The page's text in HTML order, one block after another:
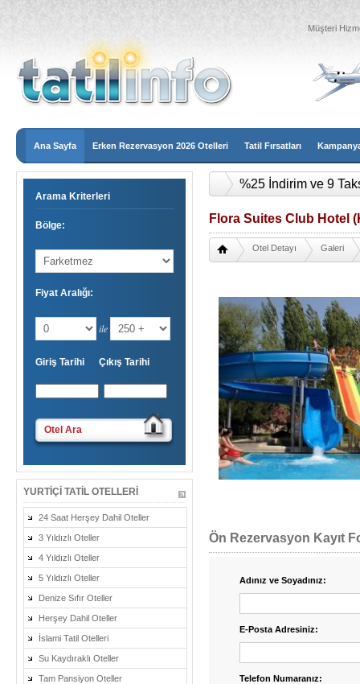
Müşteri
Ana Sayfa Erken Rezervasyon 2026 Otelleri Tatil Fırsatları
Arama Kriterleri
Bölge:
Fiyat Aralığı:
ile
Giriş Tarihi Çıkış Tarihi
Otel Ara
YURTIÇI TATIL OTELLERI
24 Saat Herşey Dahil Oteller
3 Yıldızlı Oteller
4 Yıldızlı Oteller
5 Yıldızlı Oteller
Denize Sıfır Oteller
Herşey Dahil Oteller
İslami Tatil Otelleri
Su Kaydıraklı Oteller
Tam Pansiyon Oteller
%25 İndirim ve 9
Flora Suites Club Hotel
Otel Detayı Galeri
Ön Rezervasyon Kayıt
Adınız ve Soyadınız:
E-Posta Adresiniz:
Telefon Numaranız: